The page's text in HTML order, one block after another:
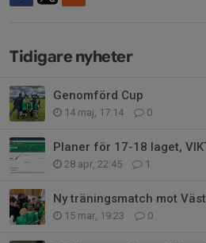
Tidigare nyheter
Genomförd Cup
14 maj, 17:14 0
28 apr, 22:45 1
Ny träningsmatch mot
15 mar, 19:23 0